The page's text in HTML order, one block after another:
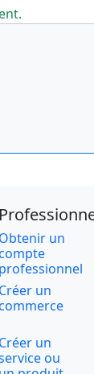
Obtenir un
professionnel
Créer un
Créer un
ou